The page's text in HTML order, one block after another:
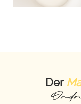
Der